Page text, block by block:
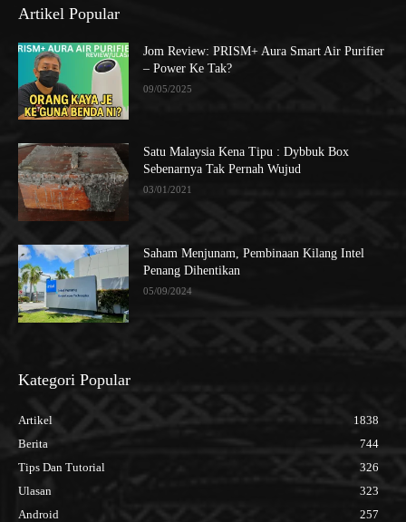
Artikel Popular
Jom Review: PRISM+ Aura Smart Air Purifier
– Power Ke Tak?
09/05/2025
Satu Malaysia Kena Tipu : Dybbuk Box
Sebenarnya Tak Pernah Wujud
03/01/2021
Saham Menjunam, Pembinaan Kilang Intel
Penang Dihentikan
05/09/2024
Kategori Popular
Artikel
1838
Berita
744
Tips Dan Tutorial
326
Ulasan
323
Android
257